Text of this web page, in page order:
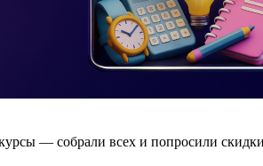
— собрали всех и попросили